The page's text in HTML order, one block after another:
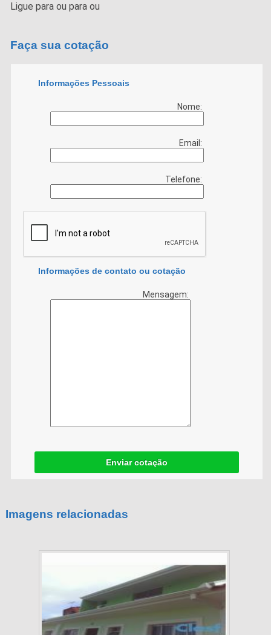
Ligue paraou paraou
Faça sua cotação
Informações Pessoais
Nome:
Email:
Telefone:
Informações de contato ou cotação
Mensagem:
Enviar cotação
Imagens relacionadas